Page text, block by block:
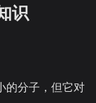
识
的分子，但它对